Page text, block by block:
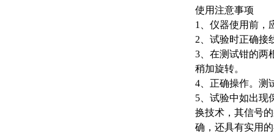
使用注意事项
1、仪器使用前，
2、试验时正确接
3、在测试钳的两
稍加旋转。
4、正确操作。测
5、试验中如出现
换技术，其信号
确，还具有实用